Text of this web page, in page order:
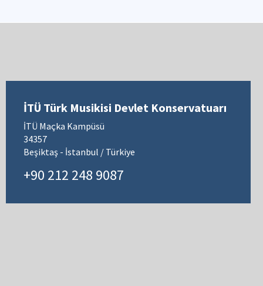
İTÜ Türk Musikisi Devlet Konservatuarı
İTÜ Maçka Kampüsü
34357
Beşiktaş - İstanbul / Türkiye
+90 212 248 9087